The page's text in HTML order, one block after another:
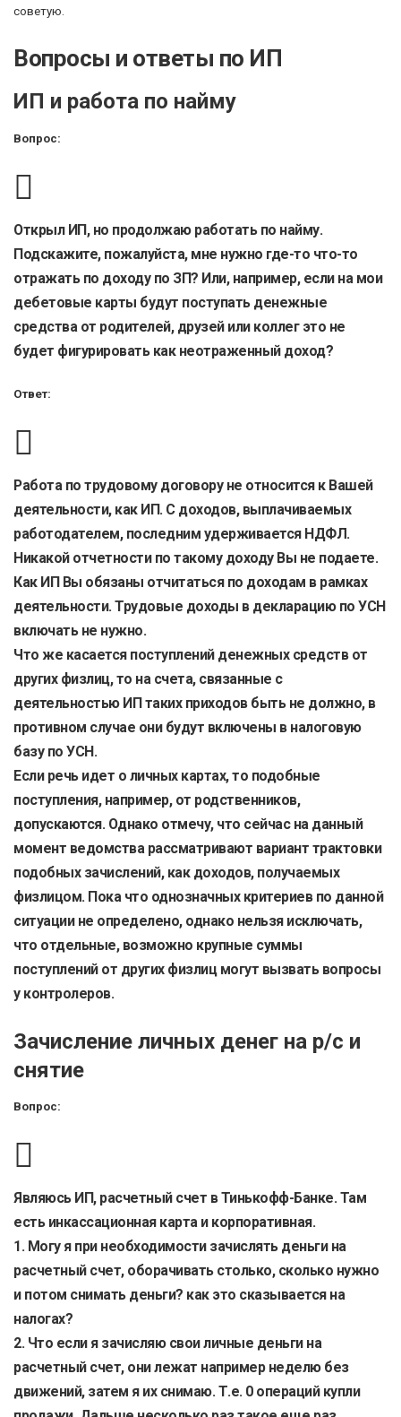
советую.
Вопросы и ответы по ИП
ИП и работа по найму
Вопрос:
Открыл ИП, но продолжаю работать по найму.
Подскажите, пожалуйста, мне нужно где-то что-то
отражать по доходу по ЗП? Или, например, если на мои
дебетовые карты будут поступать денежные
средства от родителей, друзей или коллег это не
будет фигурировать как неотраженный доход?
Ответ:
Работа по трудовому договору не относится к Вашей
деятельности, как ИП. С доходов, выплачиваемых
работодателем, последним удерживается НДФЛ.
Никакой отчетности по такому доходу Вы не подаете.
Как ИП Вы обязаны отчитаться по доходам в рамках
деятельности. Трудовые доходы в декларацию по УСН
включать не нужно.
Что же касается поступлений денежных средств от
других физлиц, то на счета, связанные с
деятельностью ИП таких приходов быть не должно, в
противном случае они будут включены в налоговую
базу по УСН.
Если речь идет о личных картах, то подобные
поступления, например, от родственников,
допускаются. Однако отмечу, что сейчас на данный
момент ведомства рассматривают вариант трактовки
подобных зачислений, как доходов, получаемых
физлицом. Пока что однозначных критериев по данной
ситуации не определено, однако нельзя исключать,
что отдельные, возможно крупные суммы
поступлений от других физлиц могут вызвать вопросы
у контролеров.
Зачисление личных денег на р/с и
снятие
Вопрос:
Являюсь ИП, расчетный счет в Тинькофф-Банке. Там
есть инкассационная карта и корпоративная.
1. Могу я при необходимости зачислять деньги на
расчетный счет, оборачивать столько, сколько нужно
и потом снимать деньги? как это сказывается на
налогах?
2. Что если я зачисляю свои личные деньги на
расчетный счет, они лежат например неделю без
движений, затем я их снимаю. Т.е. 0 операций купли